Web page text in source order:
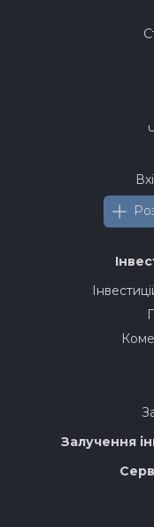
Залучення